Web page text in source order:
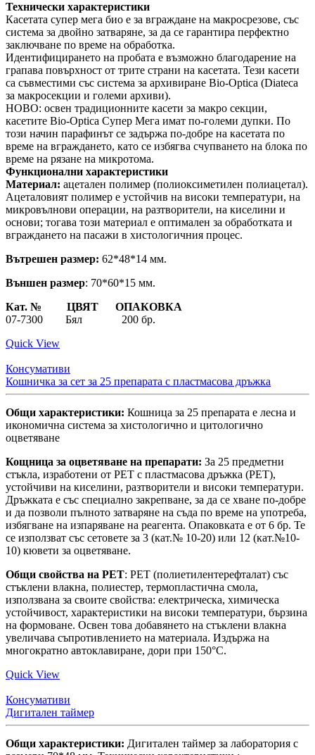
Технически характеристики
Касетата супер мега био е за вграждане на макросрезове, със
система за двойно затваряне, за да се гарантира перфектно
заключване по време на обработка.
Идентифицирането на пробата е възможно благодарение на
грапава повърхност от трите страни на касетата. Тези касети
са съвместими със система за архивиране Bio-Optica (Diateca
за макросекции и големи архиви).
НОВО: освен традиционните касети за макро секции,
касетите Bio-Optica Супер Мега имат по-големи дупки. По
този начин парафинът се задържа по-добре на касетата по
време на вграждането, като се избягва счупването на блока по
време на рязане на микротома.
Функционални характеристики
Материал: ацетален полимер (полиоксиметилен полиацетал).
Ацеталовият полимер е устойчив на високи температури, на
микровълнови операции, на разтворители, на киселини и
основи; тогава този материал е оптимален за обработката и
вграждането на пасажи в хистологичния процес.
Вътрешен размер: 62*48*14 мм.
Външен размер: 70*60*15 мм.
Кат. № ЦВЯТ ОПАКОВКА
07-7300 Бял 200 бр.
Quick View
Консумативи
Кошничка за сет за 25 препарата с пластмасова дръжка
Общи характеристики: Кошница за 25 препарата е лесна и
икономична система за хистологично и цитологично
оцветяване
Кощница за оцветяване на препарати: За 25 предметни
стъкла, изработени от PET с пластмасова дръжка (PET),
устойчиви на киселини, разтворители и високи температури.
Дръжката е със специално закрепване, за да се хване по-добре
и да позволи пълното затваряне на съда по време на употреба,
избягване на изпаряване на реагента. Опаковката е от 6 бр. Те
се използват със сетовете за 3 (кат.№ 10-20) или 12 (кат.№10-
10) кювети за оцветяване.
Общи свойства на PET: PET (полиетилентерефталат) със
стъклени влакна, полиестер, термопластична смола,
използвана за своите свойства: електрическа, химическа
устойчивост, характеристики на високи температури, бързина
на формоване. Освен това добавянето на стъклени влакна
увеличава съпротивлението на материала. Издържа на
многократно автоклавиране, дори при 150°C.
Quick View
Консумативи
Дигитален таймер
Общи характеристики: Дигитален таймер за лаборатория с